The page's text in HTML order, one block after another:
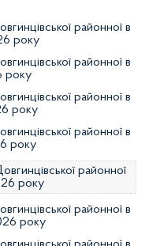
районної в
року
районної в
року
районної в
року
районної в
року
районної
року
районної в
року